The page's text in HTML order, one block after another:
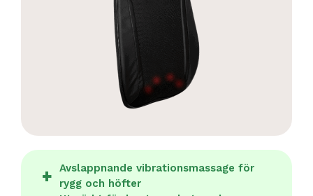
Avslappnande vibrationsmassage för
rygg och höfter